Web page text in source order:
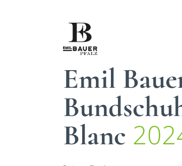
Emil
Blanc